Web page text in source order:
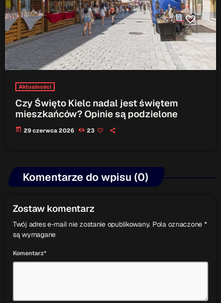
Aktualności
Czy Święto Kielc nadal jest świętem
mieszkańców? Opinie są podzielone
today 29 czerwca 2026 23
Komentarze do wpisu (0)
Zostaw komentarz
Twój adres e-mail nie zostanie opublikowany. Pola oznaczone *
są wymagane
Komentarz*